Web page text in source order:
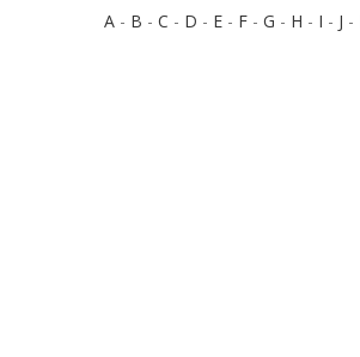
A - B - C - D - E - F - G - H - I - J -